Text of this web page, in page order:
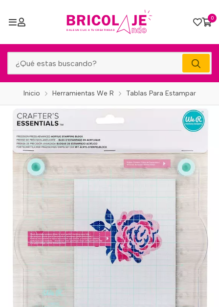
0
Inicio Herramientas We R Tablas Para Estampar